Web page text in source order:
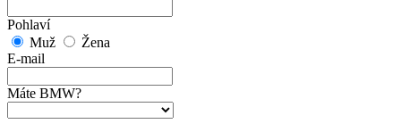
Pohlaví
Muž
Žena
E-mail
Máte BMW?